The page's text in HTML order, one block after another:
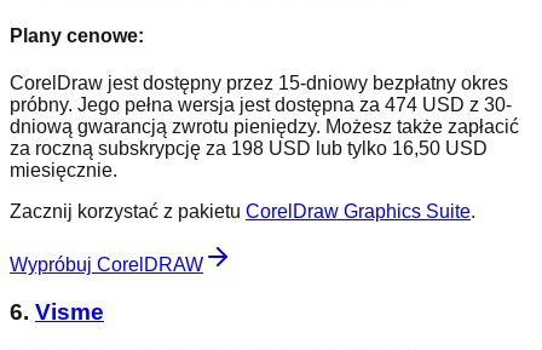
Plany cenowe:
CorelDraw jest dostępny przez 15-dniowy bezpłatny okres
próbny. Jego pełna wersja jest dostępna za 474 USD z 30-
dniową gwarancją zwrotu pieniędzy. Możesz także zapłacić
za roczną subskrypcję za 198 USD lub tylko 16,50 USD
miesięcznie.
Zacznij korzystać z pakietu CorelDraw Graphics Suite.
Wypróbuj CorelDRAW
6. Visme